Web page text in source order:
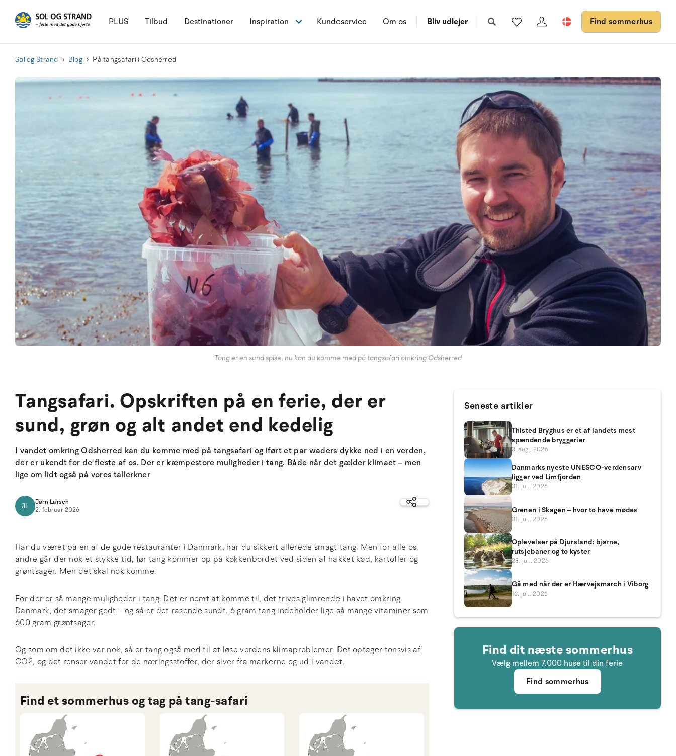
PLUS Tilbud Destinationer Inspiration Kundeservice Om os Bliv udlejer Find sommerhus
Sol og Strand Blog På tangsafari i Odsherred
Tang er en sund spise, nu kan du komme med på tangsafari omkring Odsherred
Tangsafari. Opskriften på en ferie, der er
sund, grøn og alt andet end kedelig
I vandet omkring Odsherred kan du komme med på tangsafari og iført et par waders dykke ned i en verden,
der er ukendt for de fleste af os. Der er kæmpestore muligheder i tang. Både når det gælder klimaet – men
lige om lidt også på vores tallerkner
JL
Jørn Larsen
2. februar 2026
Har du været på en af de gode restauranter i Danmark, har du sikkert allerede smagt tang. Men for alle os
andre går der nok et stykke tid, før tang kommer op på køkkenbordet ved siden af hakket kød, kartofler og
grøntsager. Men det skal nok komme.
For der er så mange muligheder i tang. Det er nemt at komme til, det trives glimrende i havet omkring
Danmark, det smager godt – og så er det rasende sundt. 6 gram tang indeholder lige så mange vitaminer som
600 gram grøntsager.
Og som om det ikke var nok, så er tang også med til at løse verdens klimaproblemer. Det optager tonsvis af
CO2, og det renser vandet for de næringsstoffer, der siver fra markerne og ud i vandet.
Find et sommerhus og tag på tang-safari
Seneste artikler
Thisted Bryghus er et af landets mest
spændende bryggerier
3. aug.. 2026
Danmarks nyeste UNESCO-verdensarv
ligger ved Limfjorden
31. jul.. 2026
Grenen i Skagen – hvor to have mødes
31. jul.. 2026
Oplevelser på Djursland: bjørne,
rutsjebaner og to kyster
28. jul.. 2026
Gå med når der er Hærvejsmarch i Viborg
16. jul.. 2026
Find dit næste sommerhus
Vælg mellem 7.000 huse til din ferie
Find sommerhus